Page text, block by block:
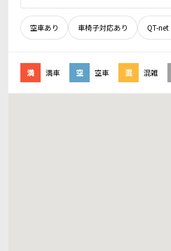
空車あり 車椅子対応あり QT-net
満 満車 空 空車 混 混雑